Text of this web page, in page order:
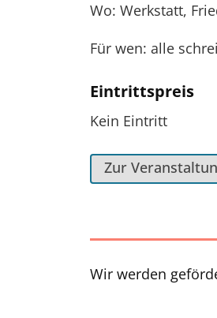
Wo: Werkstatt,
Für wen: alle
Eintrittspreis
Kein Eintritt
Zur
Wir werden